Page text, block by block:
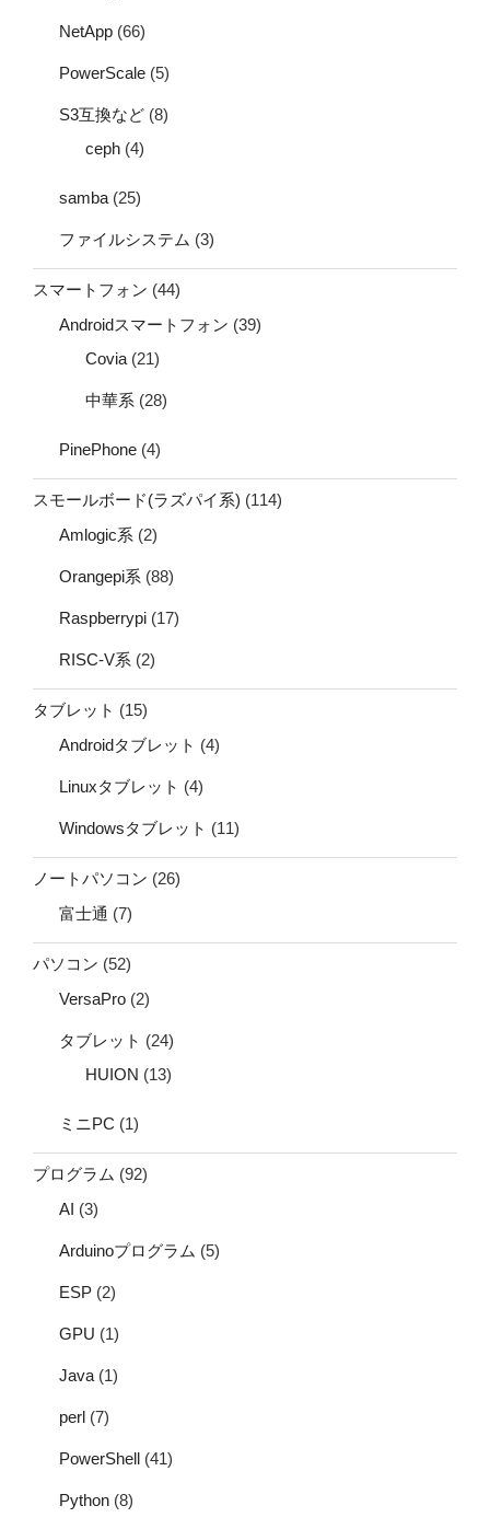
NetApp (66)
PowerScale (5)
S3互換など (8)
ceph (4)
samba (25)
ファイルシステム (3)
スマートフォン (44)
Androidスマートフォン (39)
Covia (21)
中華系 (28)
PinePhone (4)
スモールボード(ラズパイ系) (114)
Amlogic系 (2)
Orangepi系 (88)
Raspberrypi (17)
RISC-V系 (2)
タブレット (15)
Androidタブレット (4)
Linuxタブレット (4)
Windowsタブレット (11)
ノートパソコン (26)
富士通 (7)
パソコン (52)
VersaPro (2)
タブレット (24)
HUION (13)
ミニPC (1)
プログラム (92)
AI (3)
Arduinoプログラム (5)
ESP (2)
GPU (1)
Java (1)
perl (7)
PowerShell (41)
Python (8)